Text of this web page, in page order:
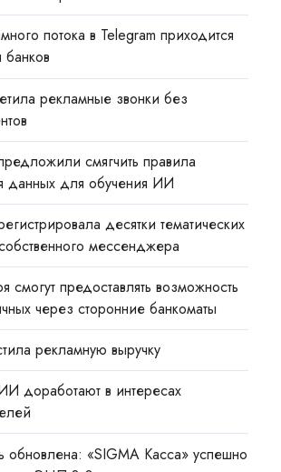
потока в Telegram приходится
рекламные звонки без
смягчить правила
данных для обучения ИИ
десятки тематических
мессенджера
смогут предоставлять возможность
через сторонние банкоматы
рекламную выручку
доработают в интересах
обновлена: «SIGMA Касса» успешно